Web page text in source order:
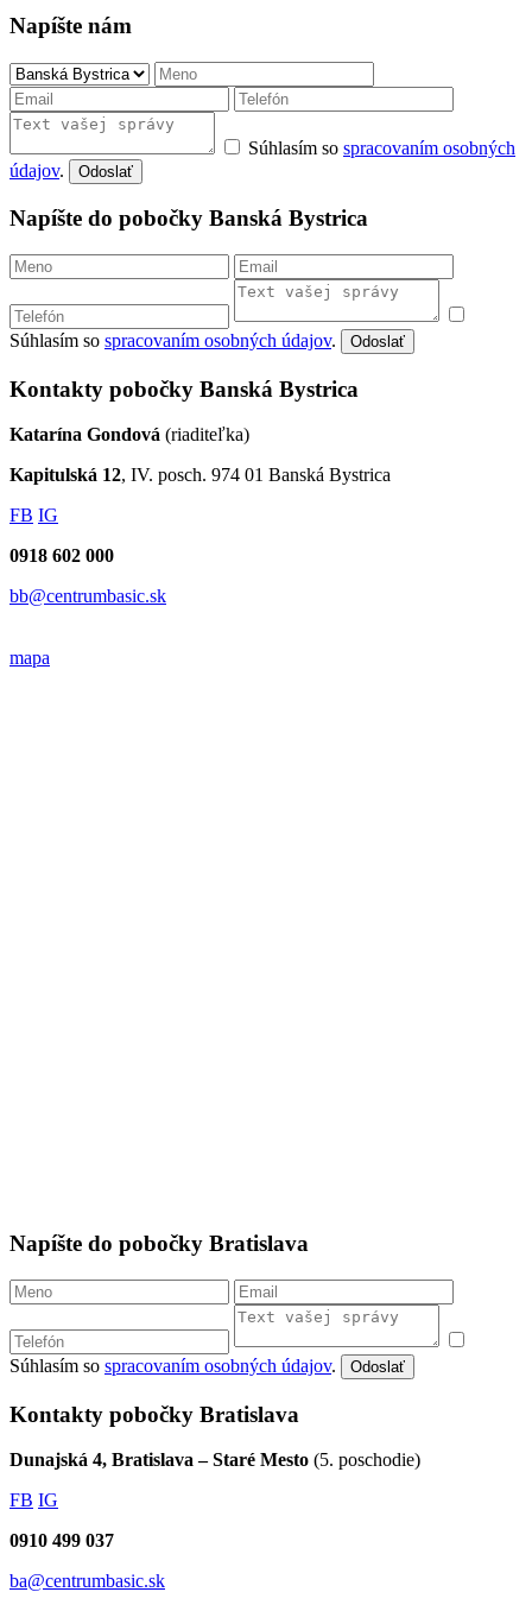
Napíšte nám
Súhlasím so spracovaním osobných
údajov. Odoslať
Napíšte do pobočky Banská Bystrica
Súhlasím so spracovaním osobných údajov. Odoslať
Kontakty pobočky Banská Bystrica
Katarína Gondová (riaditeľka)
Kapitulská 12, IV. posch. 974 01 Banská Bystrica
FB IG
0918 602 000
bb@centrumbasic.sk
mapa
Napíšte do pobočky Bratislava
Súhlasím so spracovaním osobných údajov. Odoslať
Kontakty pobočky Bratislava
Dunajská 4, Bratislava – Staré Mesto (5. poschodie)
FB IG
0910 499 037
ba@centrumbasic.sk